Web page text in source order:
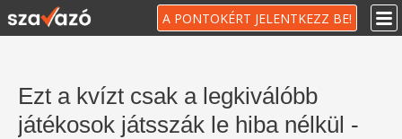
A PONTOKÉRT JELENTKEZZ BE!
Ezt a kvízt csak a legkiválóbb
játékosok játsszák le hiba nélkül -